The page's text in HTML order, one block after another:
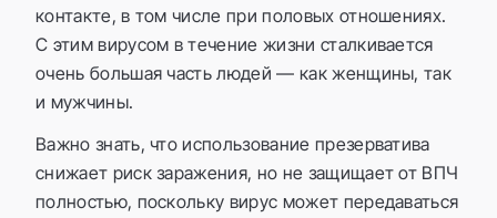
контакте, в том числе при половых отношениях.
С этим вирусом в течение жизни сталкивается
очень большая часть людей — как женщины, так
и мужчины.
Важно знать, что использование презерватива
снижает риск заражения, но не защищает от ВПЧ
полностью, поскольку вирус может передаваться